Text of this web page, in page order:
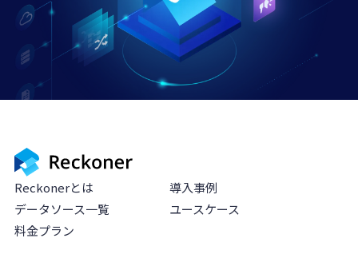
Reckonerとは
導入事例
データソース一覧
ユースケース
料金プラン